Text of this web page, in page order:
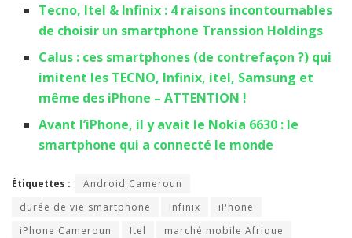
Tecno, Itel & Infinix : 4 raisons incontournables
de choisir un smartphone Transsion Holdings
Calus : ces smartphones (de contrefaçon ?) qui
imitent les TECNO, Infinix, itel, Samsung et
même des iPhone – ATTENTION !
Avant l’iPhone, il y avait le Nokia 6630 : le
smartphone qui a connecté le monde
Étiquettes :
Android Cameroun
durée de vie smartphone
Infinix
iPhone
iPhone Cameroun
Itel
marché mobile Afrique